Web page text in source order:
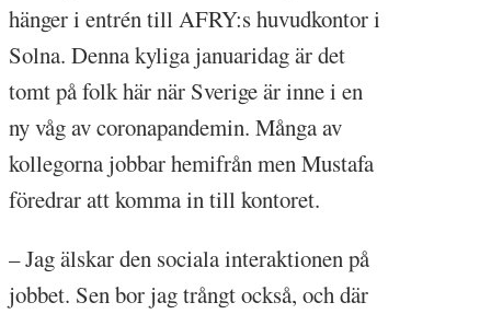
hänger i entrén till AFRY:s huvudkontor i
Solna. Denna kyliga januaridag är det
tomt på folk här när Sverige är inne i en
ny våg av coronapandemin. Många av
kollegorna jobbar hemifrån men Mustafa
föredrar att komma in till kontoret.
– Jag älskar den sociala interaktionen på
jobbet. Sen bor jag trångt också, och där